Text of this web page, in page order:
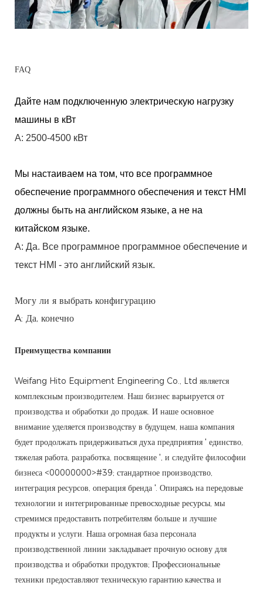
FAQ
Дайте нам подключенную электрическую нагрузку
машины в кВт
A: 2500-4500 кВт
Мы настаиваем на том, что все программное
обеспечение программного обеспечения и текст HMI
должны быть на английском языке, а не на
китайском языке.
A: Да. Все программное программное обеспечение и
текст HMI - это английский язык.
Могу ли я выбрать конфигурацию
A: Да, конечно
Преимущества компании
Weifang Hito Equipment Engineering Co., Ltd является
комплексным производителем. Наш бизнес варьируется от
производства и обработки до продаж. И наше основное
внимание уделяется производству в будущем, наша компания
будет продолжать придерживаться духа предприятия ' единство,
тяжелая работа, разработка, посвящение ', и следуйте философии
бизнеса <00000000>#39; стандартное производство,
интеграция ресурсов, операция бренда '. Опираясь на передовые
технологии и интегрированные превосходные ресурсы, мы
стремимся предоставить потребителям больше и лучшие
продукты и услуги. Наша огромная база персонала
производственной линии закладывает прочную основу для
производства и обработки продуктов; Профессиональные
техники предоставляют техническую гарантию качества и